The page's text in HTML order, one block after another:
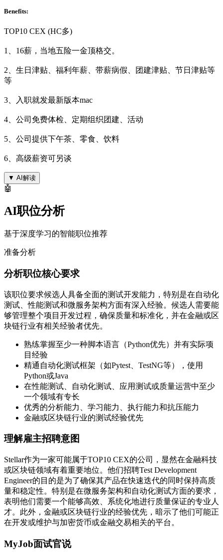
Benefits:
TOP10 CEX (HC多)
1、16薪，当地五险一金顶格交。
2、生日津贴、福利年薪、带薪病假、团建津贴、节日津贴等
等
3、入职就发最新版本mac
4、公司免费体检、定期组织团建、活动
5、公司提供下午茶、零食、饮料
6、高级薪资可另谈
▼ AI解读
🤖
AI职位分析
基于深度学习的智能职位推荐
准备分析
分析职位核心要求
该职位要求候选人具备全面的测试开发能力，特别是在自动化
测试、性能测试和微服务架构方面有深入经验。候选人需要能
够管理整个项目开发过程，确保质量和标准化，并在金融或区
块链行业有相关经验者优先。
熟练掌握至少一种脚本语言（Python优先）并有实际项
目经验
精通自动化测试框架（如Pytest、TestNG等），使用
Python或Java
在性能测试、自动化测试、应用测试或质量运营中至少
一个领域有专长
优秀的分析能力、学习能力、执行能力和抗压能力
金融或区块链行业的测试经验优先
理解雇主招聘意图
Stellar作为一家可能属于TOP10 CEX的公司，显然在金融科技
或区块链领域有着重要地位。他们招聘Test Development
Engineer的目的是为了确保其产品在快速迭代的同时保持高质
量和稳定性。特别是在微服务架构和自动化测试方面的要求，
表明他们需要一个能够高效、系统化地进行质量保证的专业人
才。此外，金融或区块链行业的经验优先，暗示了他们可能正
在开发或维护与加密货币或金融交易相关的平台。
MyJob面试官说